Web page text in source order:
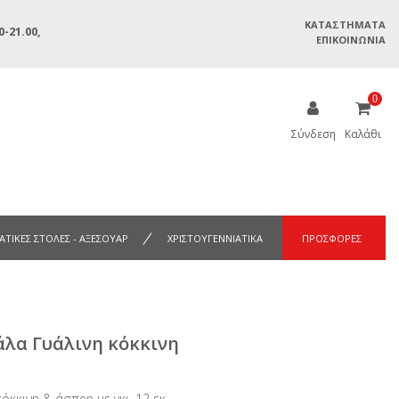
21.00,
ΚΑΤΑΣΤΉΜΑΤΑ
ΕΠΙΚΟΙΝΩΝΊΑ
Σύνδεση
0
Καλάθι
ΣΤΟΛΕΣ - ΑΞΕΣΟΥΑΡ ΧΡΙΣΤΟΥΓΕΝΝΙΑΤΙΚΑ ΠΡΟΣΦΟΡΕΣ
Γυάλινη κόκκινη